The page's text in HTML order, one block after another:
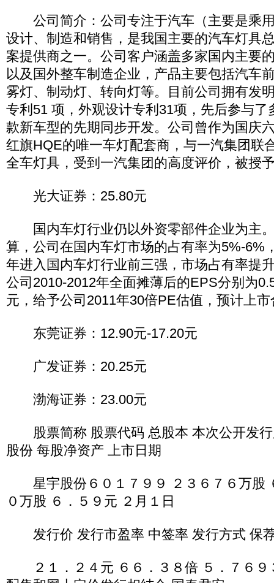
公司简介：公司专注于汽车（主要是乘
设计、制造和销售，是我国主要的汽车灯具
案提供商之一。公司客户涵盖多家国内主要
以及国外整车制造企业，产品主要包括汽车
雾灯、制动灯、转向灯等。目前公司拥有发
专利51 项，外观设计专利31项，先后参与了
款新车型的先期同步开发。公司曾作为国
红旗HQE的唯一车灯配套商，与一汽集团联
全车灯具，受到一汽集团的高度评价，被授
光大证券：25.80元
国内车灯行业仍以外资零部件企业为主
算，公司在国内车灯市场的占有率为5%-6%
年进入国内车灯行业前三强，市场占有率提
公司2010-2012年全面摊薄后的EPS分别为
元，给予公司2011年30倍PE估值，预计上
东莞证券：12.90元-17.20元
广发证券：20.25元
渤海证券：23.00元
股票简称 股票代码 总股本 本次公开发行
股份 每股净资产 上市日期
星宇股份６０１７９９ ２３６７６万股
０万股 ６．５９元 ２月１日
发行价 发行市盈率 中签率 发行方式 保
２１．２４元 ６６．３８倍 ５．７６９